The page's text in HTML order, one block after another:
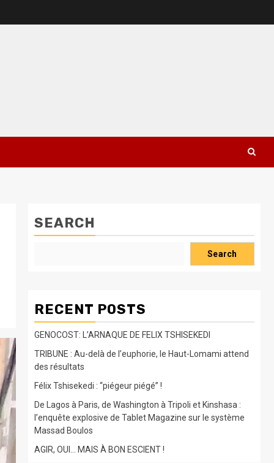
SEARCH
Search
RECENT POSTS
GENOCOST: L’ARNAQUE DE FELIX TSHISEKEDI
TRIBUNE : Au-delà de l’euphorie, le Haut-Lomami attend
des résultats
Félix Tshisekedi : “piégeur piégé” !
De Lagos à Paris, de Washington à Tripoli et Kinshasa :
l’enquête explosive de Tablet Magazine sur le système
Massad Boulos
AGIR, OUI… MAIS À BON ESCIENT !